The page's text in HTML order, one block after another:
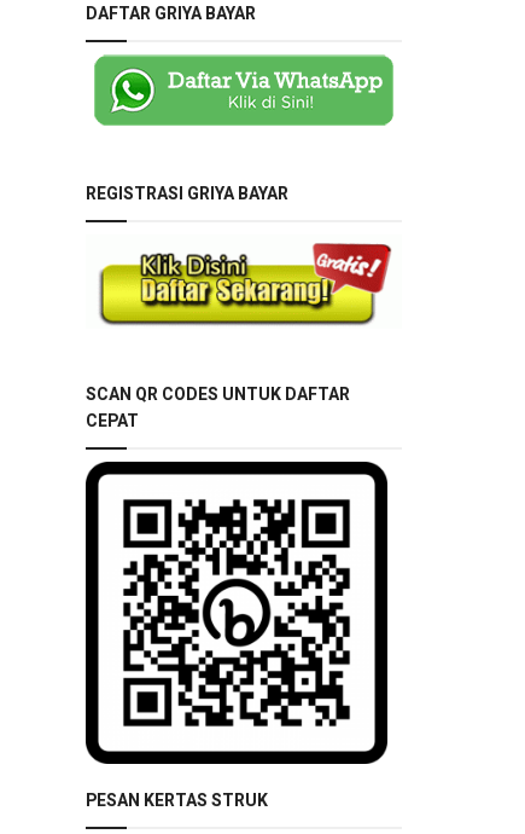
DAFTAR GRIYA BAYAR
REGISTRASI GRIYA BAYAR
SCAN QR CODES UNTUK DAFTAR
CEPAT
PESAN KERTAS STRUK